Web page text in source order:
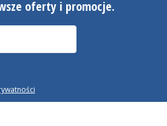
oferty i promocje.